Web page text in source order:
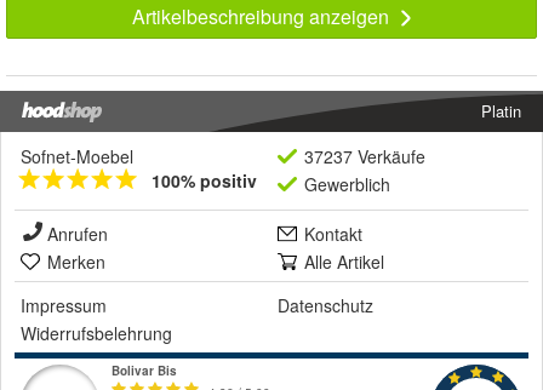
Artikelbeschreibung anzeigen
Platin
Sofnet-Moebel
100% positiv
37237 Verkäufe
Gewerblich
Anrufen
Kontakt
Merken
Alle Artikel
Impressum
Datenschutz
Widerrufsbelehrung